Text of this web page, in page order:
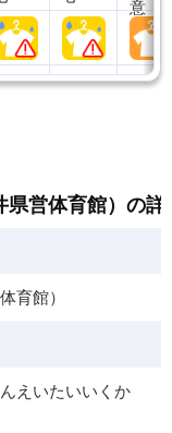
県営体育館）の詳
育館）
えいたいいくか